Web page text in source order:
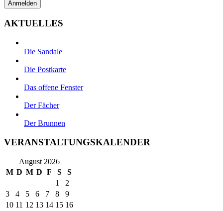
AKTUELLES
Die Sandale
Die Postkarte
Das offene Fenster
Der Fächer
Der Brunnen
VERANSTALTUNGSKALENDER
August 2026
M D M D F S S
1
2
3
4 5 6 7 8
9
10 11 12 13 14 15 16